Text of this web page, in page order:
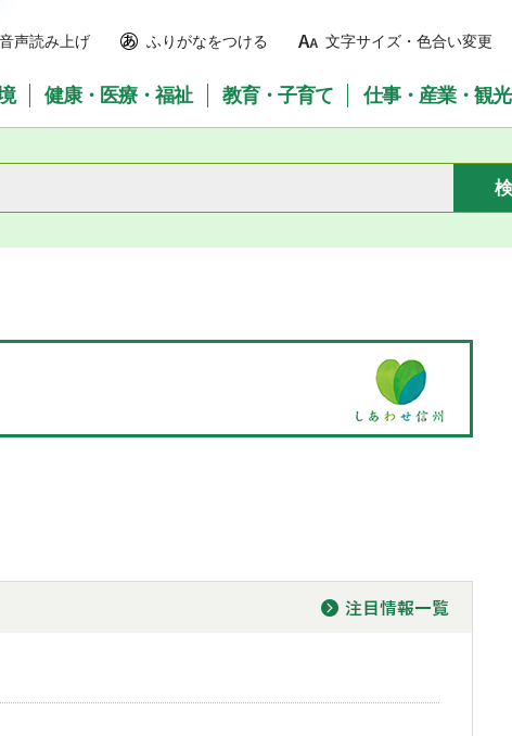
音声読み上げ ふりがなをつける 文字サイズ・色合い変更
健康・医療・福祉 教育・子育て 仕事・産業・観光